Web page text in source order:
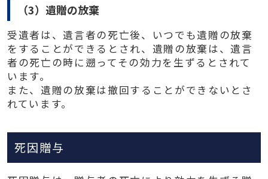
（3）遺贈の放棄
受遺者は、遺言者の死亡後、いつでも遺贈の放棄
をすることができるとされ、遺贈の放棄は、遺言
者の死亡の時に遡ってその効力を生ずるとされて
います。
また、遺贈の放棄は撤回することができないとさ
れています。
死因贈与